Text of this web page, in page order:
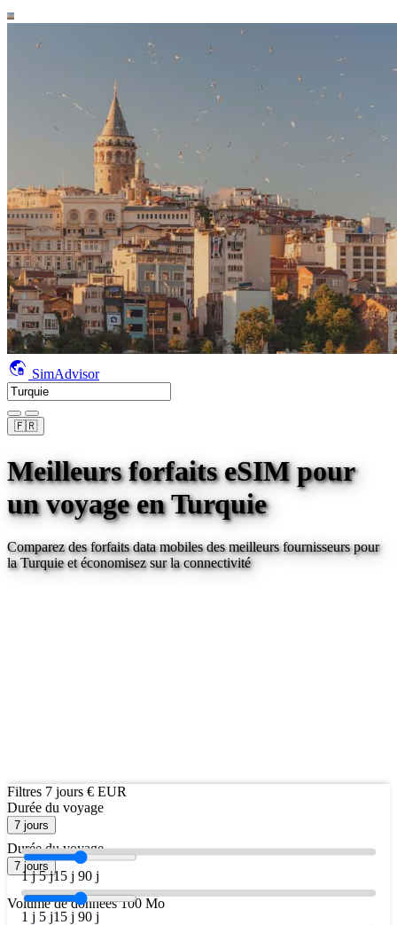
SimAdvisor
🇫🇷
Meilleurs forfaits eSIM pour
un voyageen Turquie
Comparez des forfaits data mobiles des meilleurs fournisseurs pour
la Turquieet économisez sur la connectivité
Filtres 7 jours € EUR
Durée du voyage
7 jours
1 j 5 j15 j 90 j
Volume de données 100 Mo
Durée du voyage
7 jours
1 j 5 j15 j 90 j